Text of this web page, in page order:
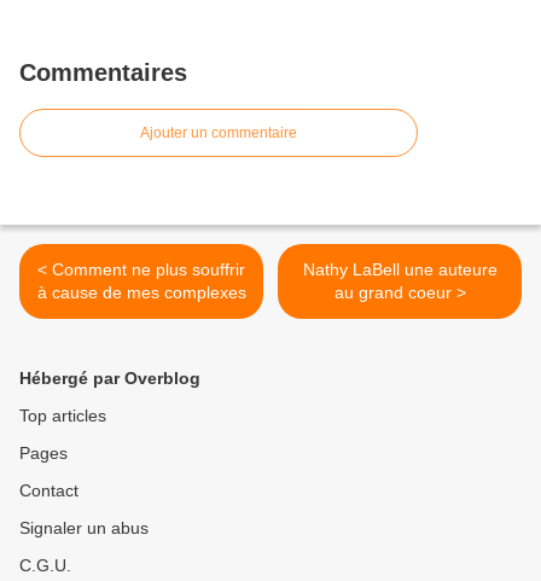
Commentaires
Ajouter un commentaire
< Comment ne plus souffrir
à cause de mes complexes
Nathy LaBell une auteure
au grand coeur >
Hébergé par Overblog
Top articles
Pages
Contact
Signaler un abus
C.G.U.